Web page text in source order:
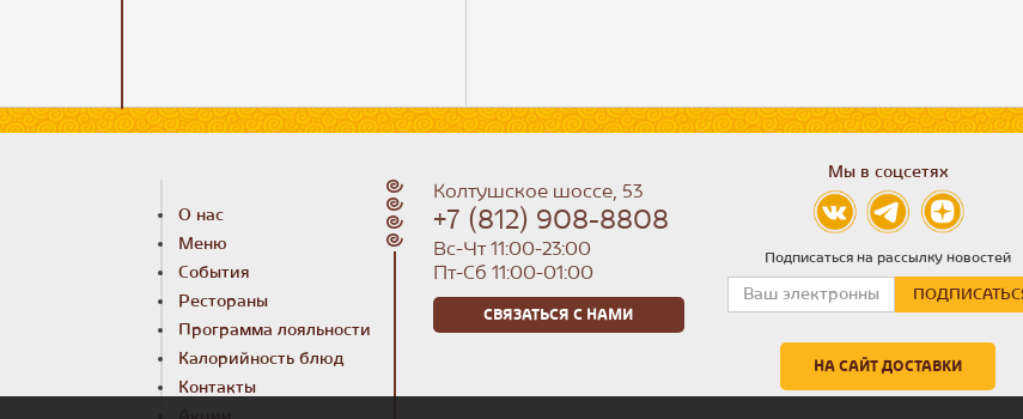
О нас
Меню
События
Рестораны
Программа лояльности
Калорийность блюд
Контакты
Колтушское шоссе, 53
+7 (812) 908-8808
Вс-Чт 11:00-23:00
Пт-Сб 11:00-01:00
СВЯЗАТЬСЯ С НАМИ
Мы в соцсетях
Подписаться на рассылку новостей
НА САЙТ ДОСТАВКИ